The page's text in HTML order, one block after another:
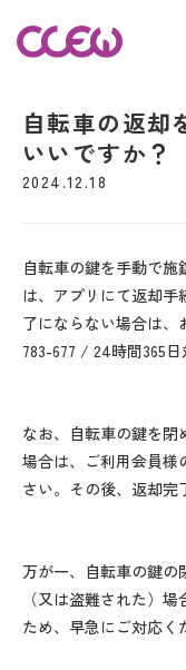
自転車の返却
いいですか？
2024.12.18
自転車の鍵を手動で
は、アプリにて返却
了にならない場合は、
783-677 / 24時間365日
なお、自転車の鍵を閉
場合は、ご利用会員様
さい。その後、返却完
万が一、自転車の鍵の
（又は盗難された）
ため、早急にご対応く